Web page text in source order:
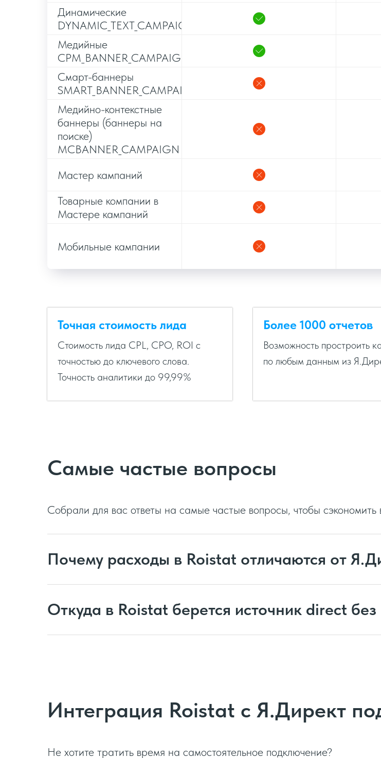
Динамические
DYNAMIC_TEXT_CAMPAIGN
Медийные
CPM_BANNER_CAMPAIGN
Смарт-баннеры
SMART_BANNER_CAMPAIGN
Медийно-контекстные
баннеры (баннеры на
поиске)
MCBANNER_CAMPAIGN
Мастер кампаний
Товарные компании в
Мастере кампаний
Мобильные кампании
Точная стоимость лида
Стоимость лида CPL, CPO, ROI с
точностью до ключевого слова.
Точность аналитики до 99,99%
Более 1000 отчетов
Возможность простроить
по любым данным из
Самые частые вопросы
Собрали для вас ответы на самые частые вопросы, чтобы
Почему расходы в Roistat отличаются от
Откуда в Roistat берется источник direct без
Интеграция Roistat с Я.Директ
Не хотите тратить время на самостоятельное подключение?